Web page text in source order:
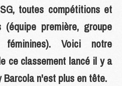
toutes compétitions et
(équipe première, groupe
Voici notre
ce classement lancé il y a
Barcola n'est plus en tête.